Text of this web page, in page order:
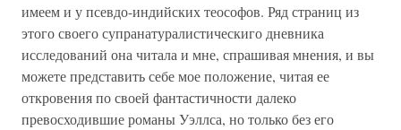
имеем и у псевдо-индийских теософов. Ряд страниц из
этого своего супранатуралистическиго дневника
исследований она читала и мне, спрашивая мнения, и вы
можете представить себе мое положение, читая ее
откровения по своей фантастичности далеко
превосходившие романы Уэллса, но только без его